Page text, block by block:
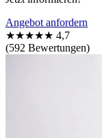
Angebot anfordern
★★★★★ 4,7
(592 Bewertungen)